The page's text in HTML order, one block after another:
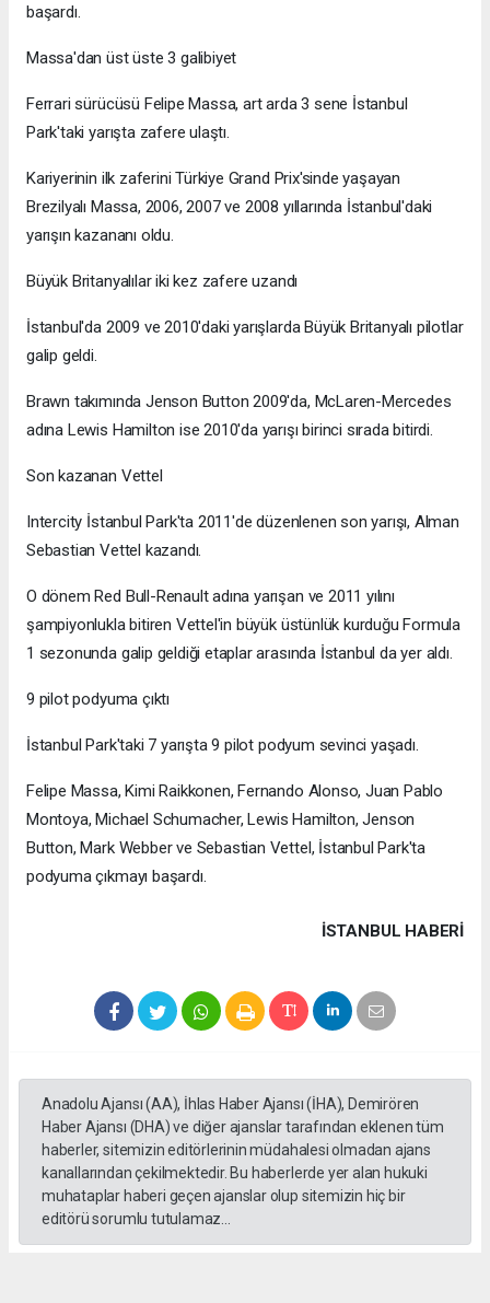
başardı.
Massa'dan üst üste 3 galibiyet
Ferrari sürücüsü Felipe Massa, art arda 3 sene İstanbul
Park'taki yarışta zafere ulaştı.
Kariyerinin ilk zaferini Türkiye Grand Prix'sinde yaşayan
Brezilyalı Massa, 2006, 2007 ve 2008 yıllarında İstanbul'daki
yarışın kazananı oldu.
Büyük Britanyalılar iki kez zafere uzandı
İstanbul'da 2009 ve 2010'daki yarışlarda Büyük Britanyalı pilotlar
galip geldi.
Brawn takımında Jenson Button 2009'da, McLaren-Mercedes
adına Lewis Hamilton ise 2010'da yarışı birinci sırada bitirdi.
Son kazanan Vettel
Intercity İstanbul Park'ta 2011'de düzenlenen son yarışı, Alman
Sebastian Vettel kazandı.
O dönem Red Bull-Renault adına yarışan ve 2011 yılını
şampiyonlukla bitiren Vettel'in büyük üstünlük kurduğu Formula
1 sezonunda galip geldiği etaplar arasında İstanbul da yer aldı.
9 pilot podyuma çıktı
İstanbul Park'taki 7 yarışta 9 pilot podyum sevinci yaşadı.
Felipe Massa, Kimi Raikkonen, Fernando Alonso, Juan Pablo
Montoya, Michael Schumacher, Lewis Hamilton, Jenson
Button, Mark Webber ve Sebastian Vettel, İstanbul Park'ta
podyuma çıkmayı başardı.
İSTANBUL HABERİ
Anadolu Ajansı (AA), İhlas Haber Ajansı (İHA), Demirören
Haber Ajansı (DHA) ve diğer ajanslar tarafından eklenen tüm
haberler, sitemizin editörlerinin müdahalesi olmadan ajans
kanallarından çekilmektedir. Bu haberlerde yer alan hukuki
muhataplar haberi geçen ajanslar olup sitemizin hiç bir
editörü sorumlu tutulamaz...